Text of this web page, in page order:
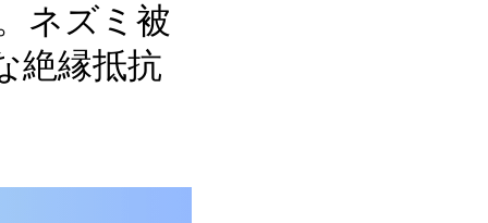
ネズミ被
絶縁抵抗